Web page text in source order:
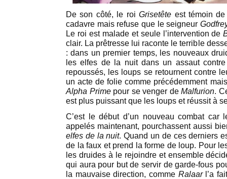
De son côté, le roiGrisetête est témoin
cadavre mais refuse que le seigneur
Le roi est malade et seule l’intervention de
clair. La prêtresse lui raconte le terrible
: dans un premier temps, les nouveaux
les elfes de la nuit dans un assaut
repoussés, les loups se retournent contre
un acte de folie comme précédemment
Alpha Primepour se venger deMalfurion.
est plus puissant que les loups et réussit à
C’est le début d’un nouveau combat car
appelés maintenant, pourchassent aussi
elfes de la nuit. Quand un de ces derniers
de la faux et prend la forme de loup. Pour
les druides à le rejoindre et ensemble
qui aura pour but de servir de garde-fous
la mauvaise direction, comme Ralaarl’a